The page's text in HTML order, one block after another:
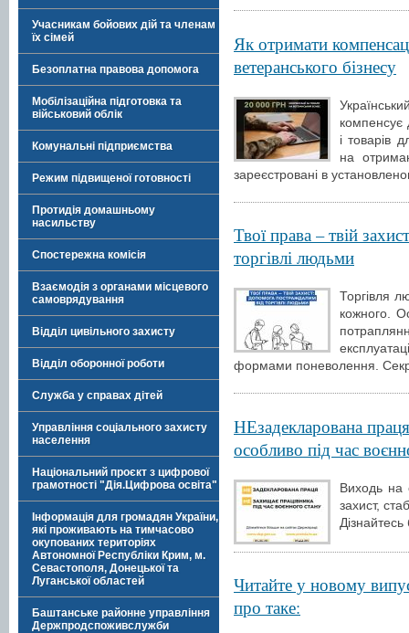
Учасникам бойових дій та членам
їх сімей
Безоплатна правова допомога
Мобілізаційна підготовка та
військовий облік
Комунальні підприємства
Режим підвищеної готовності
Протидія домашньому
насильству
Спостережна комісія
Взаємодія з органами місцевого
самоврядування
Відділ цивільного захисту
Відділ оборонної роботи
Служба у справах дітей
Управління соціального захисту
населення
Національний проєкт з цифрової
грамотності "Дія.Цифрова освіта"
Інформація для громадян України,
які проживають на тимчасово
окупованих територіях
Автономної Республіки Крим, м.
Севастополя, Донецької та
Луганської областей
Баштанське районне управління
Держпродспоживслужби
Як отримати
ветеранського бізнесу
компенсує
і товарів
на
зареєстровані в
Твої права – твій
торгівлі людьми
Торгівля
кожного.
формами поневолення.
НЕзадекларована
особливо під час
Виходь на
захист,
Читайте у новому
про таке: